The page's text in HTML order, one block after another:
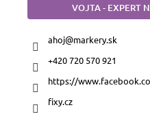
VOJTA - EXPERT
ahoj@markery.sk
+420 720 570 921
https://
fixy.cz